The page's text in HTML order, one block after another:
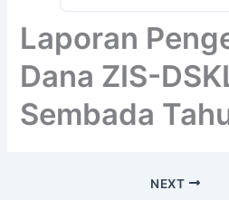
Laporan
Dana ZIS-
Sembada
NEXT